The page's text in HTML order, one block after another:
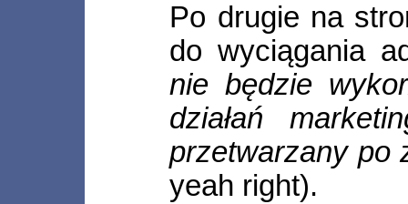
Po drugie na
do wyciągania
nie będzie
działań
przetwarzany po
yeah right).